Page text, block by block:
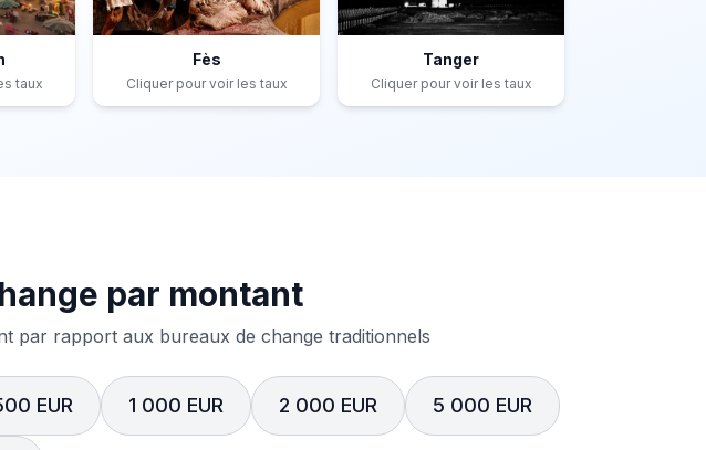
taux
Fès
Cliquer pour voir les taux
Tanger
Cliquer pour voir les taux
par montant
par rapport aux bureaux de change traditionnels
EUR 1 000 EUR 2 000 EUR 5 000 EUR